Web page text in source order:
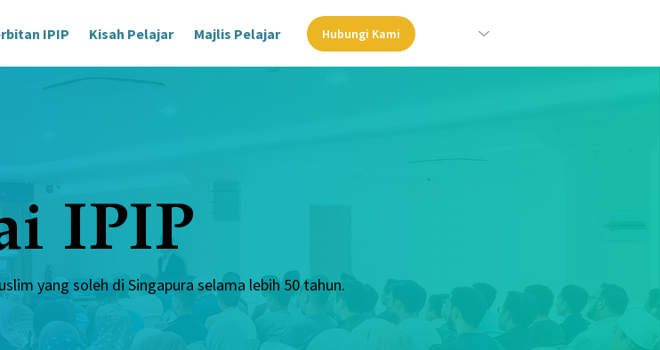
IPIP Kisah Pelajar Majlis Pelajar Hubungi Kami
IPIP
yang soleh di Singapura selama lebih 50 tahun.